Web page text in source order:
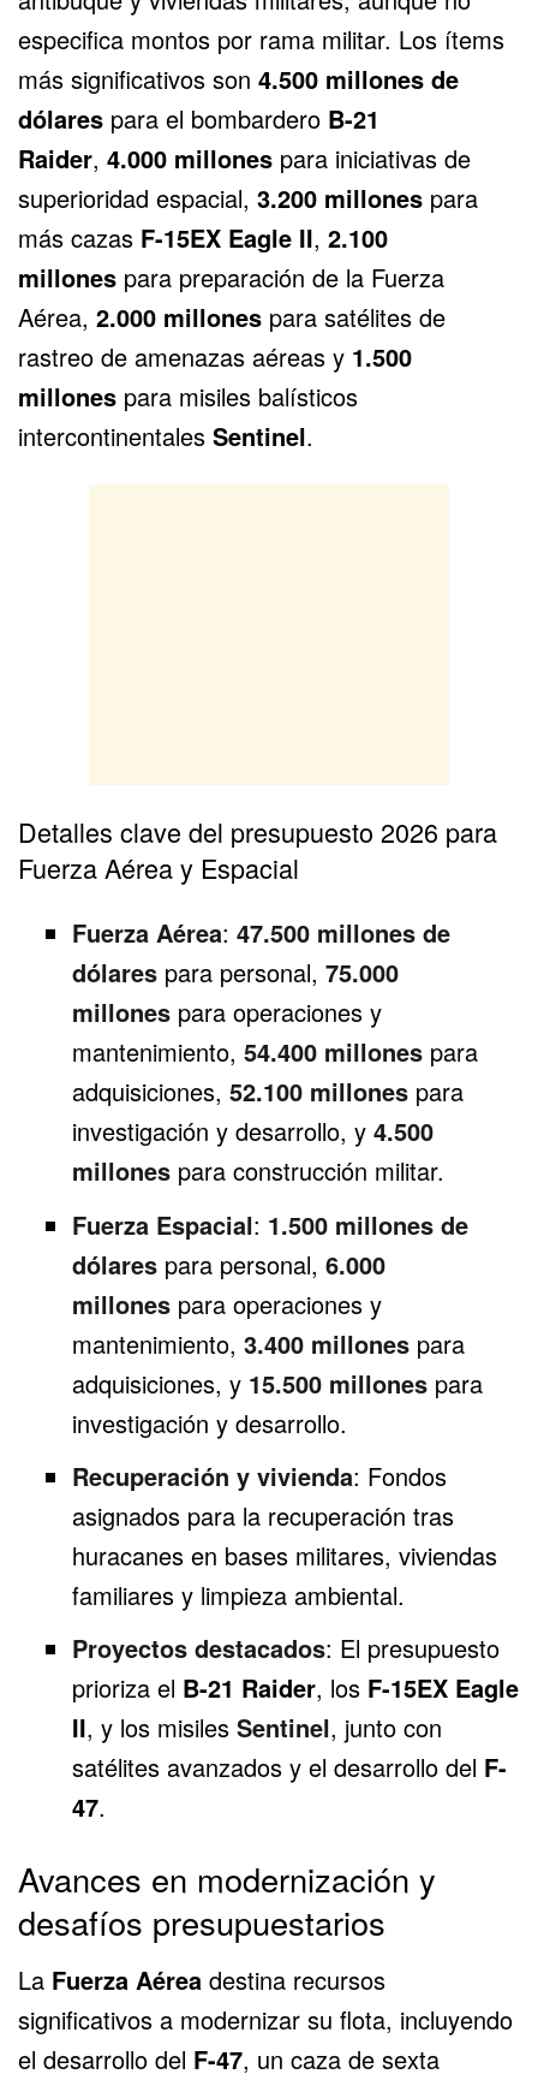
especifica montos por rama militar. Los ítems
más significativos son 4.500 millones de
dólares para el bombardero B-21
Raider, 4.000 millones para iniciativas de
superioridad espacial, 3.200 millones para
más cazas F-15EX Eagle II, 2.100
millones para preparación de la Fuerza
Aérea, 2.000 millones para satélites de
rastreo de amenazas aéreas y 1.500
millones para misiles balísticos
intercontinentales Sentinel.
Detalles clave del presupuesto 2026 para
Fuerza Aérea y Espacial
Fuerza Aérea: 47.500 millones de
dólarespara personal, 75.000
millonespara operaciones y
mantenimiento, 54.400 millonespara
adquisiciones, 52.100 millonespara
investigación y desarrollo, y 4.500
millonespara construcción militar.
Fuerza Espacial: 1.500 millones de
dólarespara personal, 6.000
millonespara operaciones y
mantenimiento, 3.400 millonespara
adquisiciones, y 15.500 millonespara
investigación y desarrollo.
Recuperación y vivienda: Fondos
asignados para la recuperación tras
huracanes en bases militares, viviendas
familiares y limpieza ambiental.
Proyectos destacados: El presupuesto
prioriza el B-21 Raider, los F-15EX Eagle
II, y los misiles Sentinel, junto con
satélites avanzados y el desarrollo del F-
47.
Avances en modernización y
desafíos presupuestarios
La Fuerza Aérea destina recursos
significativos a modernizar su flota, incluyendo
el desarrollo del F-47, un caza de sexta